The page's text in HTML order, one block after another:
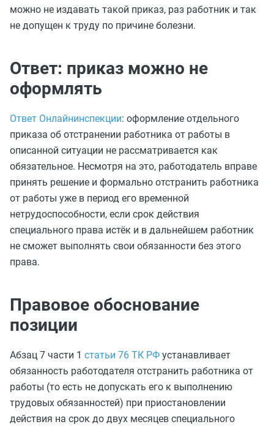
можно не издавать такой приказ, раз работник и так
не допущен к труду по причине болезни.
Ответ: приказ можно не
оформлять
Ответ Онлайнинспекции: оформление отдельного
приказа об отстранении работника от работы в
описанной ситуации не рассматривается как
обязательное. Несмотря на это, работодатель вправе
принять решение и формально отстранить работника
от работы уже в период его временной
нетрудоспособности, если срок действия
специального права истёк и в дальнейшем работник
не сможет выполнять свои обязанности без этого
права.
Правовое обоснование
позиции
Абзац 7 части 1 статьи 76 ТК РФ устанавливает
обязанность работодателя отстранить работника от
работы (то есть не допускать его к выполнению
трудовых обязанностей) при приостановлении
действия на срок до двух месяцев специального